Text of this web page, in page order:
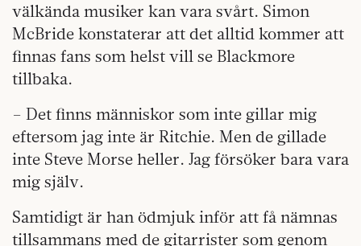
välkända musiker kan vara svårt. Simon
McBride konstaterar att det alltid kommer att
finnas fans som helst vill se Blackmore
tillbaka.
– Det finns människor som inte gillar mig
eftersom jag inte är Ritchie. Men de gillade
inte Steve Morse heller. Jag försöker bara vara
mig själv.
Samtidigt är han ödmjuk inför att få nämnas
tillsammans med de gitarrister som genom